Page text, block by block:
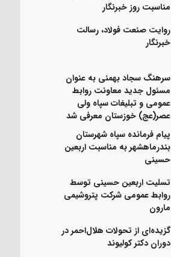
مناسبت روز خبرنگار
روایت صنعت فولاد،‌ رسالت
خبرنگار
سرهنگ سجاد بهمئی به عنوان
مسئول جدید معاونت روابط
عمومی و تبلیغات سپاه ولی
عصر(عج) خوزستان معرفی شد
پیام فرمانده سپاه شهرستان
بندرماهشهر به مناسبت اربعین
حسینی
تسلیت اربعین حسینی توسط
روابط عمومی شرکت پتروشیمی
مارون
گزیده‌ای از تحولات هلال‌احمر در
دوران دکتر کولیوند